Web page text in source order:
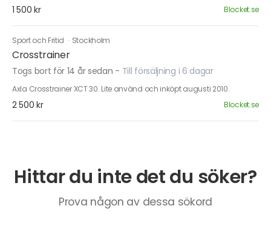
1 500 kr Blocket.se
Sport och Fritid · Stockholm
Crosstrainer
Togs bort för 14 år sedan - Till försäljning i 6 dagar
Axla Crosstrainer XCT 30. Lite använd och inköpt augusti 2010.
2 500 kr Blocket.se
Hittar du inte det du söker?
Prova någon av dessa sökord